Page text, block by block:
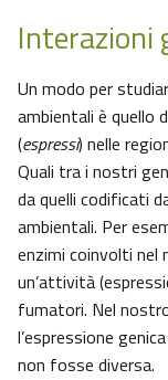
Interazioni
Un modo per
ambientali è quello
(espressi) nelle
Quali tra i nostri
da quelli codificati
ambientali. Per
enzimi coinvolti nel
un’attività
fumatori. Nel
l’espressione
non fosse diversa.